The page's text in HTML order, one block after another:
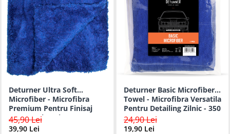
Deturner Ultra Soft
Microfiber - Microfibra
Premium Pentru Finisaj
Fara Zgarieturi - 500 GSM
45,90 Lei
39,90 Lei
Deturner Basic Microfiber
Towel - Microfibra Versatila
Pentru Detailing Zilnic - 350
GSM
24,90 Lei
19,90 Lei